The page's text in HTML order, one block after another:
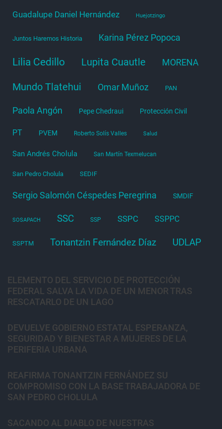
Guadalupe Daniel Hernández Huejotzingo
Juntos Haremos Historia Karina Pérez Popoca
Lilia Cedillo Lupita Cuautle MORENA
Mundo Tlatehui Omar Muñoz PAN
Paola Angón Pepe Chedraui Protección Civil
PT PVEM Roberto Solís Valles Salud
San Andrés Cholula San Martín Texmelucan
San Pedro Cholula SEDIF
Sergio Salomón Céspedes Peregrina SMDIF
SOSAPACH SSC SSP SSPC SSPPC
SSPTM Tonantzin Fernández Díaz UDLAP
ELEMENTO DEL SERVICIO DE PROTECCIÓN
FEDERAL SALVA LA VIDA DE UN MENOR TRAS
RESCATARLO DE UN LAGO
DEVUELVE GOBIERNO ESTATAL ESPERANZA,
SEGURIDAD Y BIENESTAR A MUJERES DE LA
PERIFERIA URBANA
REAFIRMA TONANTZIN FERNÁNDEZ SU
COMPROMISO CON LA BASE TRABAJADORA DE
SAN PEDRO CHOLULA
SACANDO AL DIABLO DE NUESTRAS